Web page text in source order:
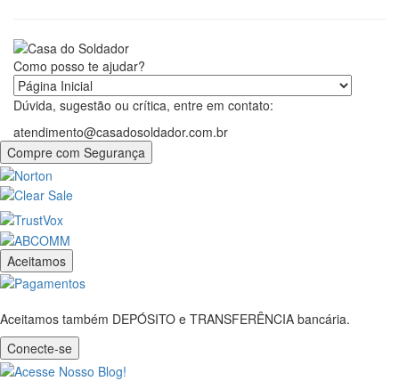
Como posso te ajudar?
Dúvida, sugestão ou crítica, entre em contato:
atendimento@casadosoldador.com.br
Compre com Segurança
Aceitamos
Aceitamos também DEPÓSITO e TRANSFERÊNCIA bancária.
Conecte-se